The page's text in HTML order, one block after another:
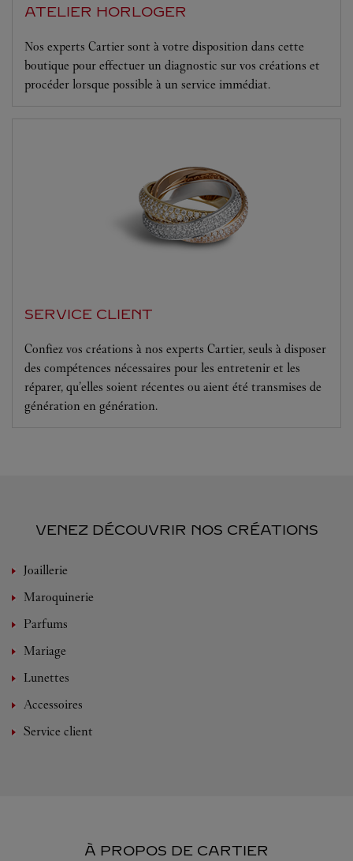
ATELIER HORLOGER
Nos experts Cartier sont à votre disposition dans cette
boutique pour effectuer un diagnostic sur vos créations et
procéder lorsque possible à un service immédiat.
SERVICE CLIENT
Confiez vos créations à nos experts Cartier, seuls à disposer
des compétences nécessaires pour les entretenir et les
réparer, qu’elles soient récentes ou aient été transmises de
génération en génération.
VENEZ DÉCOUVRIR NOS CRÉATIONS
Joaillerie
Maroquinerie
Parfums
Mariage
Lunettes
Accessoires
Service client
À PROPOS DE CARTIER